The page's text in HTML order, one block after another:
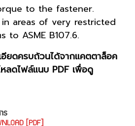
to the fastener.
areas of very restricted
to ASME B107.6.
อียดครบถ้วนได้จากแคตตาล็อค
ลดไฟล์แนบ PDF เพื่อดู